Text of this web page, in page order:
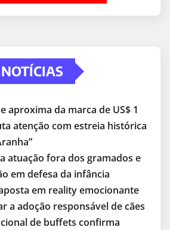
aproxima da marca de US$ 1
atenção com estreia histórica
atuação fora dos gramados e
em defesa da infância
em reality emocionante
a adoção responsável de cães
de buffets confirma